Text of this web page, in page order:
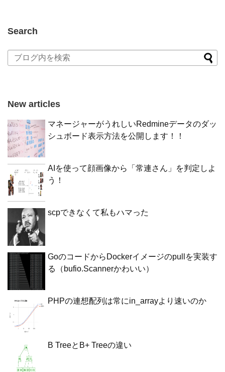
Search
New articles
マネージャーがうれしいRedmineデータのダッ
シュボード表示方法を公開します！！
AIを使って顔画像から「常連さん」を判定しよ
う！
scpできなくて私もハマった
GoのコードからDockerイメージのpullを実装す
る（bufio.Scannerかわいい）
PHPの連想配列は常にin_arrayより速いのか
B TreeとB+ Treeの違い